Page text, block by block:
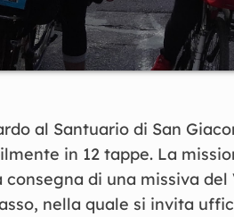
al Santuario di San
in 12 tappe. La
di una missiva
nella quale si invita